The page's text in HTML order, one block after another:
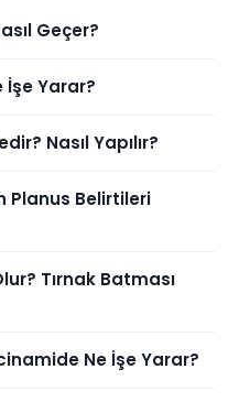
Geçer?
İşe Yarar?
Nasıl Yapılır?
Planus Belirtileri
Tırnak Batması
Ne İşe Yarar?